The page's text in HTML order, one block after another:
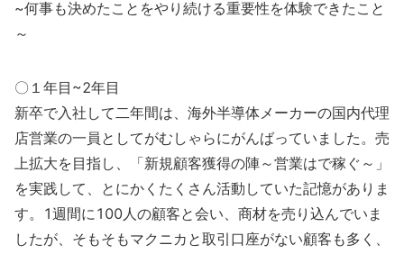
~何事も決めたことをやり続ける重要性を体験できたこと
～
〇１年目~2年目
新卒で入社して二年間は、海外半導体メーカーの国内代理
店営業の一員としてがむしゃらにがんばっていました。売
上拡大を目指し、「新規顧客獲得の陣～営業はで稼ぐ～」
を実践して、とにかくたくさん活動していた記憶がありま
す。1週間に100人の顧客と会い、商材を売り込んでいま
したが、そもそもマクニカと取引口座がない顧客も多く、